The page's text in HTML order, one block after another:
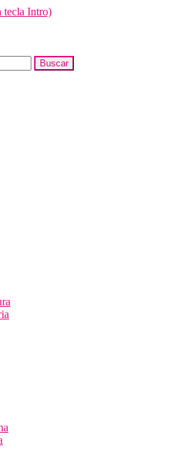
tecla Intro)
hasta su arquitectura o sus sabores